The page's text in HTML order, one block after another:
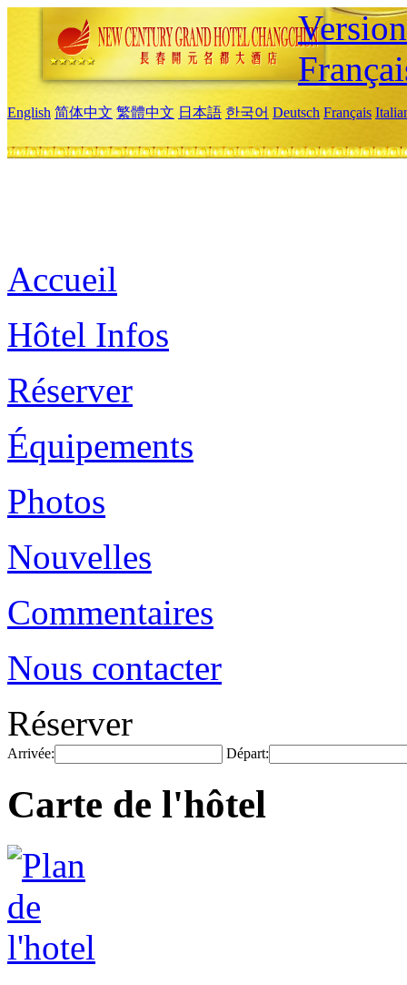
English 简体中文 繁體中文 日本語 한국어 Deutsch Français
Accueil
Hôtel Infos
Réserver
Équipements
Photos
Nouvelles
Commentaires
Nous contacter
Réserver
Arrivée: Départ:
Carte de l'hôtel